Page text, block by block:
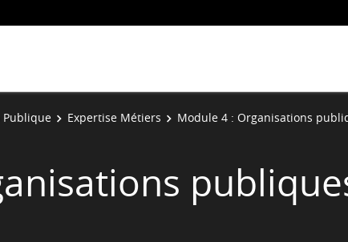
Expertise Métiers Module 4 : Organisations